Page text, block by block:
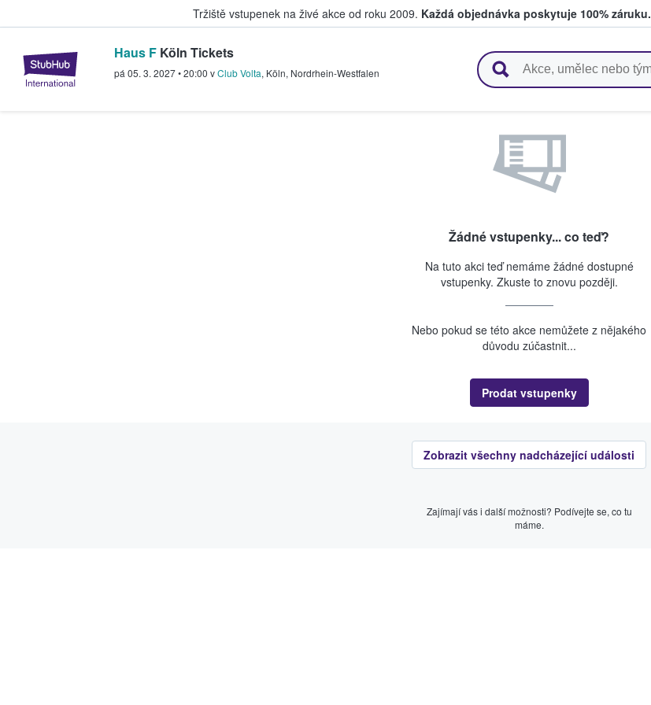
Tržiště vstupenek na živé akce od roku 2009. Každá objednávka poskytuje 100% záruku.
StubHub – Místo, kde fanoušci kupují a prodávají vstupenky
Haus F Köln Tickets
pá 05. 3. 2027•20:00 vClub Volta, Köln, Nordrhein-Westfalen
Žádné vstupenky... co teď?
Na tuto akci teď nemáme žádné dostupné
vstupenky. Zkuste to znovu později.
Nebo pokud se této akce nemůžete z nějakého
důvodu zúčastnit...
Prodat vstupenky
Zobrazit všechny nadcházející události
Zajímají vás i další možnosti? Podívejte se, co tu
máme.